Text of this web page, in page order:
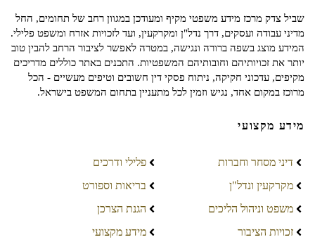
שביל צדק מרכז מידע משפטי מקיף ומעודכן במגוון רחב של תחומים, החל
מדיני עבודה ועסקים, דרך נדל"ן ומקרקעין, ועד לזכויות אזרח ומשפט פלילי.
המידע מוצג בשפה ברורה ונגישה, במטרה לאפשר לציבור הרחב להבין טוב
יותר את זכויותיהם וחובותיהם המשפטיות. התכנים באתר כוללים מדריכים
מקיפים, עדכוני חקיקה, ניתוח פסקי דין חשובים וטיפים מעשיים - הכל
מרוכז במקום אחד, נגיש וזמין לכל מתעניין בתחום המשפט בישראל.
מידע מקצועי
דיני מסחר וחברות
מקרקעין ונדל"ן
משפט וניהול הליכים
זכויות הציבור
פלילי ודרכים
בריאות וספורט
הגנת הצרכן
מידע מקצועי